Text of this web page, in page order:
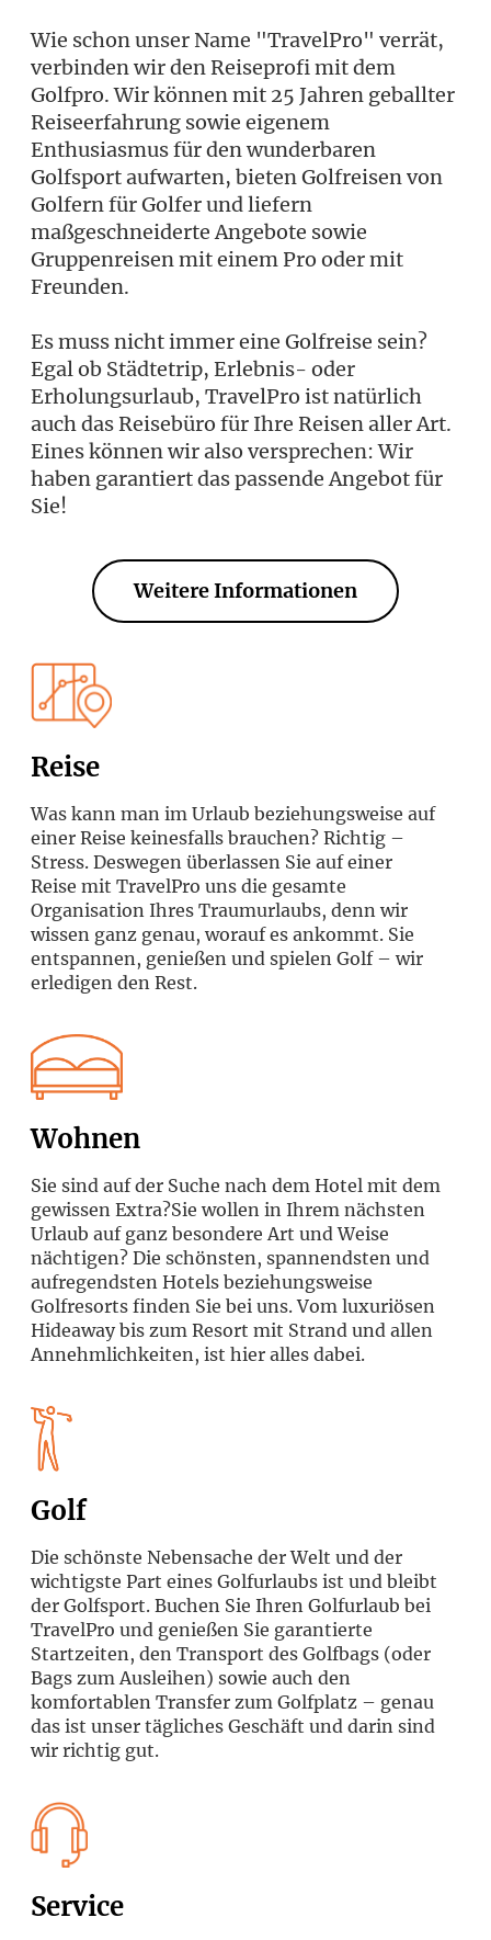
Wie schon unser Name "TravelPro" verrät,
verbinden wir den Reiseprofi mit dem
Golfpro. Wir können mit 25 Jahren geballter
Reiseerfahrung sowie eigenem
Enthusiasmus für den wunderbaren
Golfsport aufwarten, bieten Golfreisen von
Golfern für Golfer und liefern
maßgeschneiderte Angebote sowie
Gruppenreisen mit einem Pro oder mit
Freunden.
Es muss nicht immer eine Golfreise sein?
Egal ob Städtetrip, Erlebnis- oder
Erholungsurlaub, TravelPro ist natürlich
auch das Reisebüro für Ihre Reisen aller Art.
Eines können wir also versprechen: Wir
haben garantiert das passende Angebot für
Sie!
Weitere Informationen
Reise
Was kann man im Urlaub beziehungsweise auf
einer Reise keinesfalls brauchen? Richtig –
Stress. Deswegen überlassen Sie auf einer
Reise mit TravelPro uns die gesamte
Organisation Ihres Traumurlaubs, denn wir
wissen ganz genau, worauf es ankommt. Sie
entspannen, genießen und spielen Golf – wir
erledigen den Rest.
Wohnen
Sie sind auf der Suche nach dem Hotel mit dem
gewissen Extra?Sie wollen in Ihrem nächsten
Urlaub auf ganz besondere Art und Weise
nächtigen? Die schönsten, spannendsten und
aufregendsten Hotels beziehungsweise
Golfresorts finden Sie bei uns. Vom luxuriösen
Hideaway bis zum Resort mit Strand und allen
Annehmlichkeiten, ist hier alles dabei.
Golf
Die schönste Nebensache der Welt und der
wichtigste Part eines Golfurlaubs ist und bleibt
der Golfsport. Buchen Sie Ihren Golfurlaub bei
TravelPro und genießen Sie garantierte
Startzeiten, den Transport des Golfbags (oder
Bags zum Ausleihen) sowie auch den
komfortablen Transfer zum Golfplatz – genau
das ist unser tägliches Geschäft und darin sind
wir richtig gut.
Service